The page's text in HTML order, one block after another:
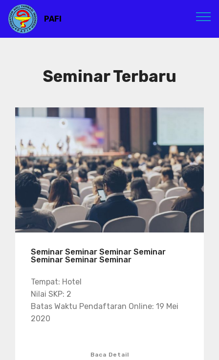
PAFI
Seminar Terbaru
Seminar Seminar Seminar Seminar
Seminar Seminar Seminar
Tempat: Hotel
Nilai SKP: 2
Batas Waktu Pendaftaran Online: 19 Mei
2020
Baca Detail